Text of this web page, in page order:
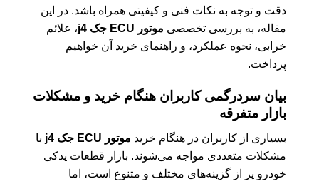
دقت و توجه به نکات فنی و کیفیتی همراه باشد. در این
مقاله، به بررسی تخصصی موتور ECU جک j4
، علائم
خرابی، نحوه عملکرد، و راهنمای خرید آن خواهیم
پرداخت.
بیان سردرگمی کاربران هنگام خرید و مشکلات
بازار متفرقه
بسیاری از کاربران در هنگام خرید موتور ECU جک j4
با
مشکلات متعددی مواجه می‌شوند. بازار قطعات یدکی
خودرو پر از گزینه‌های مختلف و متنوع است، اما